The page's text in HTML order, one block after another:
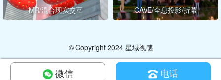
MR/混合现实交互 CAVE/全息投影/折幕
© Copyright 2024 星域视感
微信 电话